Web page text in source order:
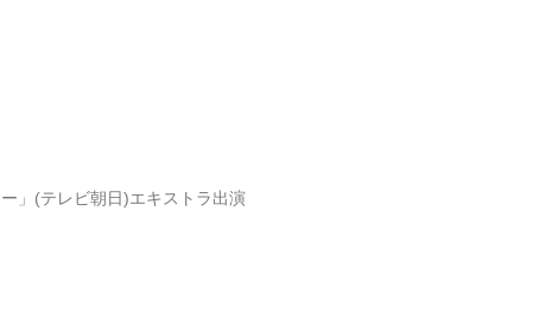
」(テレビ朝日)エキストラ出演